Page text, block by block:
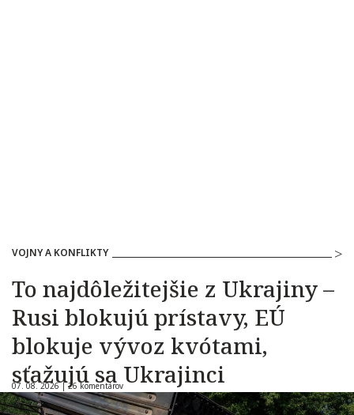
VOJNY A KONFLIKTY
To najdôležitejšie z Ukrajiny –
Rusi blokujú prístavy, EÚ
blokuje vývoz kvótami,
sťažujú sa Ukrajinci
07. 08. 2026 |26 komentárov